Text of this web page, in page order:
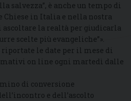
salvezza”, è anche un tempo di
Chiese in Italia e nella nostra
ascoltare la realtà per giudicarla
scelte più evangeliche”».
le date per il mese di
on line ogni martedì dalle
di conversione
e dell’ascolto